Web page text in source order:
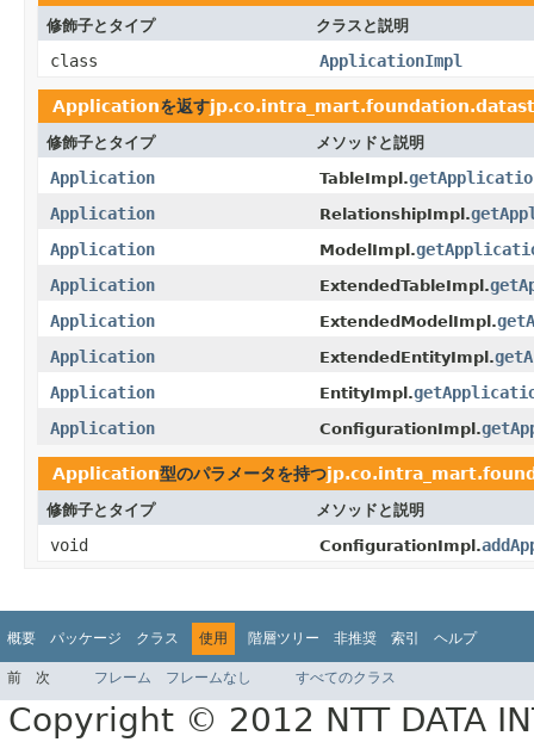
修飾子とタイプ クラスと説明
class ApplicationImpl
Applicationを返す
修飾子とタイプ メソッドと説明
Application TableImpl.
Application
RelationshipImpl.
Application
ModelImpl.
Application
ExtendedTableImpl.
Application
ExtendedModelImpl.
Application
ExtendedEntityImpl.
Application
EntityImpl.
Application
ConfigurationImpl.
Application型のパラメータを持つ
修飾子とタイプ メソッドと説明
void ConfigurationImpl.
概要 パッケージ クラス 使用 階層ツリー 非推奨 索引 ヘルプ
前 次 フレーム フレームなし すべてのクラス
Copyright © 2012 NTT DATA